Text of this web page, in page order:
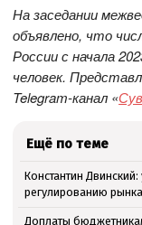
На заседании
объявлено, что
России с начала
человек.
Telegram-канал «
Ещё по теме
Константин Двинский:
регулированию
Доплаты